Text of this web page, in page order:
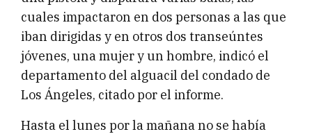
cuales impactaron en dos personas a las que
iban dirigidas y en otros dos transeúntes
jóvenes, una mujer y un hombre, indicó el
departamento del alguacil del condado de
Los Ángeles, citado por el informe.
Hasta el lunes por la mañana no se había